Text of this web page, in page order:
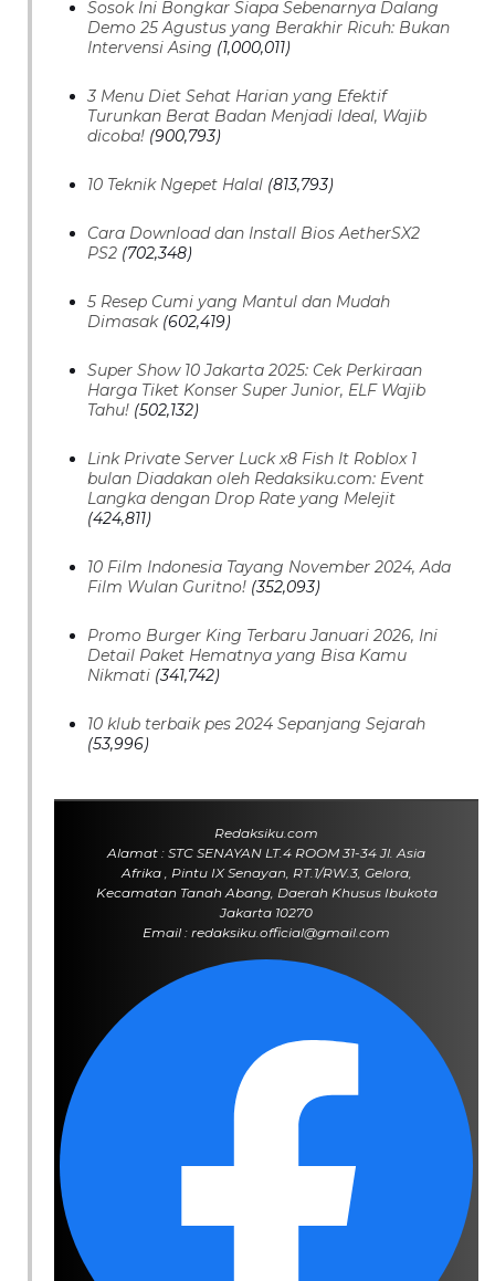
Sosok Ini Bongkar Siapa Sebenarnya Dalang
Demo 25 Agustus yang Berakhir Ricuh: Bukan
Intervensi Asing (1,000,011)
3 Menu Diet Sehat Harian yang Efektif
Turunkan Berat Badan Menjadi Ideal, Wajib
dicoba! (900,793)
10 Teknik Ngepet Halal (813,793)
Cara Download dan Install Bios AetherSX2
PS2 (702,348)
5 Resep Cumi yang Mantul dan Mudah
Dimasak (602,419)
Super Show 10 Jakarta 2025: Cek Perkiraan
Harga Tiket Konser Super Junior, ELF Wajib
Tahu! (502,132)
Link Private Server Luck x8 Fish It Roblox 1
bulan Diadakan oleh Redaksiku.com: Event
Langka dengan Drop Rate yang Melejit
(424,811)
10 Film Indonesia Tayang November 2024, Ada
Film Wulan Guritno! (352,093)
Promo Burger King Terbaru Januari 2026, Ini
Detail Paket Hematnya yang Bisa Kamu
Nikmati (341,742)
10 klub terbaik pes 2024 Sepanjang Sejarah
(53,996)
Redaksiku.com
Alamat : STC SENAYAN LT.4 ROOM 31-34 Jl. Asia
Afrika , Pintu IX Senayan, RT.1/RW.3, Gelora,
Kecamatan Tanah Abang, Daerah Khusus Ibukota
Jakarta 10270
Email : redaksiku.official@gmail.com